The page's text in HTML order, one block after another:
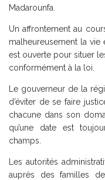
Madarounfa.
Un affrontement au
malheureusement la vie
est ouverte pour situer
conformément à la loi.
Le gouverneur de la
d’éviter de se faire
chacune dans son
qu’une date est
champs.
Les autorités
auprès des familles